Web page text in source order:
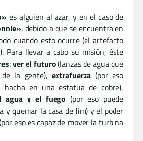
es alguien al azar, y en el caso de
, debido a que se encuentra en
cuando esto ocurre (el artefacto
Para llevar a cabo su misión, éste
:ver el futuro (lanzas de agua que
la gente), extrafuerza (por eso
hacha en una estatua de cobre),
agua y el fuego (por eso puede
y quemar la casa de Jim) y el poder
(por eso es capaz de mover la turbina